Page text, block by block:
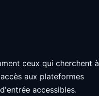
ceux qui cherchent à
aux plateformes
accessibles.